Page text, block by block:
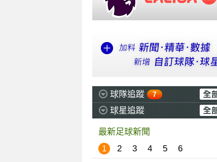
球隊追蹤 7
球星追蹤
最新足球新聞
1
2 3 4 5 6